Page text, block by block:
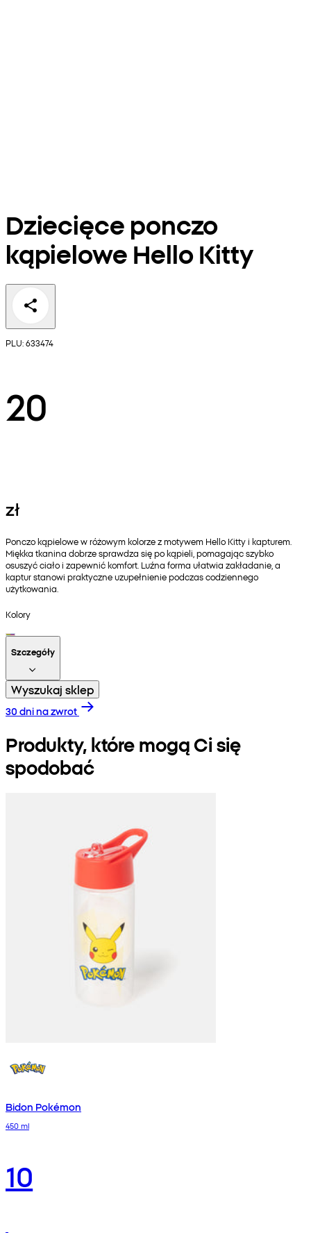
Dziecięce ponczo
kąpielowe Hello Kitty
PLU: 633474
20
zł
Ponczo kąpielowe w różowym kolorze z motywem Hello Kitty i kapturem.
Miękka tkanina dobrze sprawdza się po kąpieli, pomagając szybko
osuszyć ciało i zapewnić komfort. Luźna forma ułatwia zakładanie, a
kaptur stanowi praktyczne uzupełnienie podczas codziennego
użytkowania.
Kolory
Szczegóły
Wyszukaj sklep
30 dni na zwrot
Produkty, które mogą Ci się
spodobać
Bidon Pokémon
450 ml
10